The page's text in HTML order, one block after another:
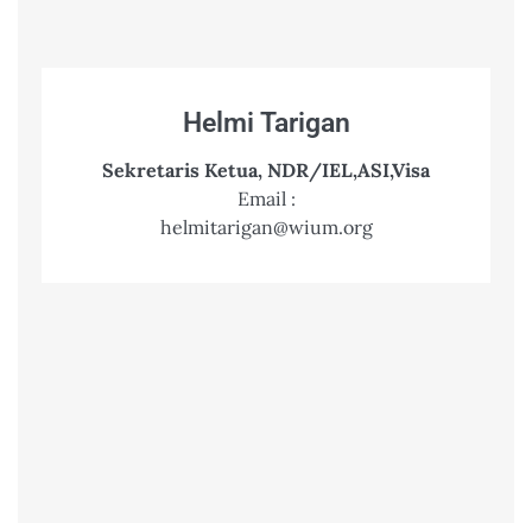
Helmi Tarigan
Sekretaris Ketua, NDR/IEL,ASI,Visa
Email :
helmitarigan@wium.org